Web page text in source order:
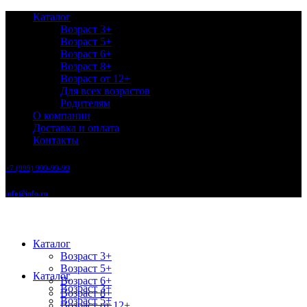
Каталог
Возраст 3+
Возраст 5+
Возраст 6+
Возраст 8+
Возраст от 12+
Для всех возрастов
Родителям
О компании
Доставка и оплата
Контакты
+7 (999) 999-99-99
info@info.ru
Каталог
Возраст 3+
Возраст 5+
Возраст 6+
Возраст 8+
Каталог
Возраст 3+
Возраст 5+